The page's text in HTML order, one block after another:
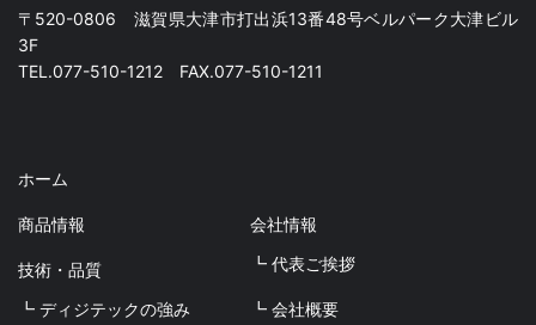
〒520-0806 滋賀県大津市打出浜13番48号ベルパーク大津ビル
3F
TEL.077-510-1212 FAX.077-510-1211
ホーム
商品情報
技術・品質
┗ ディジテックの強み
会社情報
┗ 代表ご挨拶
┗ 会社概要